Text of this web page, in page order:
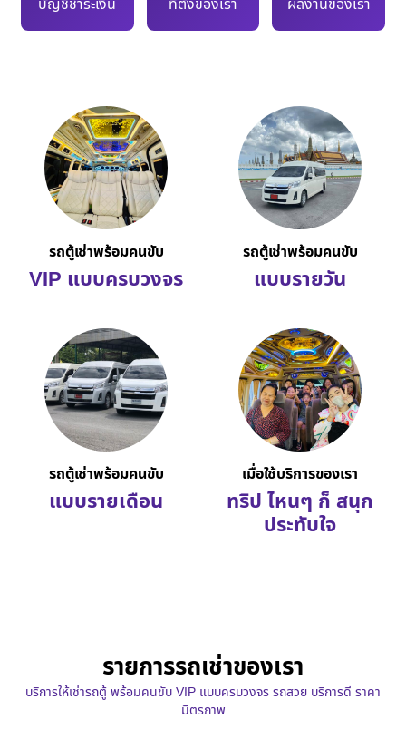
บัญชีชำระเงิน ที่ตั้งของเรา ผลงานของเรา
รถตู้เช่าพร้อมคนขับ
VIP แบบครบวงจร
รถตู้เช่าพร้อมคนขับ
แบบรายวัน
รถตู้เช่าพร้อมคนขับ
แบบรายเดือน
เมื่อใช้บริการของเรา
ทริป ไหนๆ ก็ สนุก
ประทับใจ
รายการรถเช่าของเรา
บริการให้เช่ารถตู้ พร้อมคนขับ VIP แบบครบวงจร รถสวย บริการดี ราคา
มิตรภาพ